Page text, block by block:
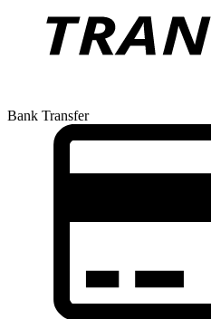
Bank Transfer